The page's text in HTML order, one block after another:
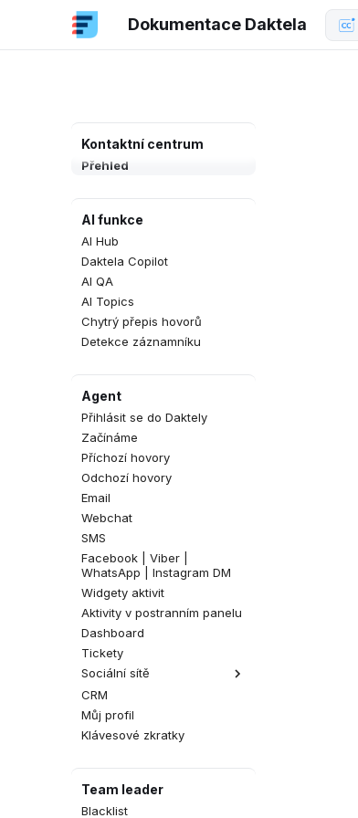
Dokumentace Daktela
Kontaktní centrum
Přehled
AI funkce
AI Hub
Daktela Copilot
AI QA
AI Topics
Chytrý přepis hovorů
Detekce záznamníku
Agent
Přihlásit se do Daktely
Začínáme
Příchozí hovory
Odchozí hovory
Email
Webchat
SMS
Facebook | Viber |
WhatsApp | Instagram DM
Widgety aktivit
Aktivity v postranním panelu
Dashboard
Tickety
Sociální sítě
Komentáře na Facebooku
Komentáře na Instagramu
CRM
Můj profil
Klávesové zkratky
Team leader
Blacklist